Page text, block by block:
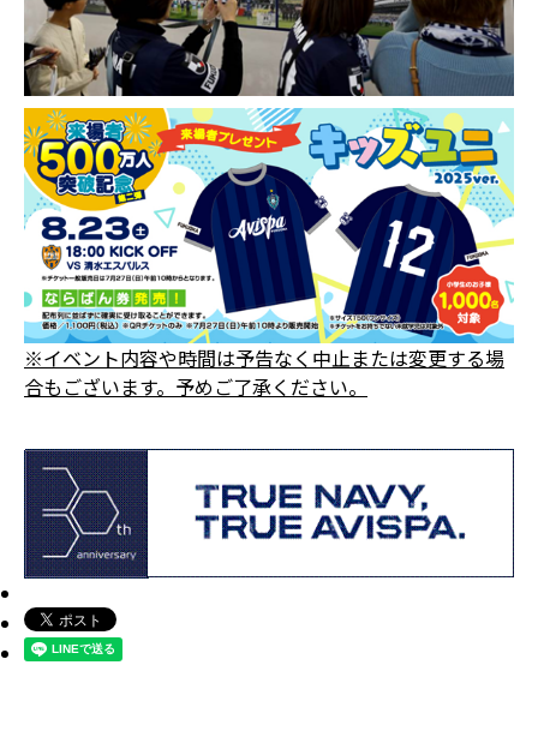
※イベント内容や時間は予告なく中止または変更する場
合もございます。予めご了承ください。